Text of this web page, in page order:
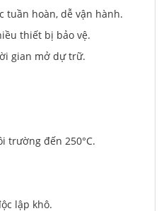
tuần hoàn, dễ vận hành.
thiết bị bảo vệ.
gian mở dự trữ.
trường đến 250°C.
lập khô.